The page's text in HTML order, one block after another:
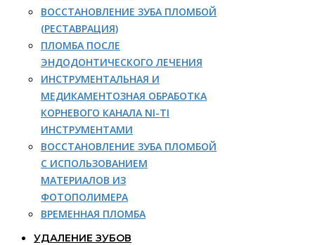
ВОССТАНОВЛЕНИЕ ЗУБА ПЛОМБОЙ
(РЕСТАВРАЦИЯ)
ПЛОМБА ПОСЛЕ
ЭНДОДОНТИЧЕСКОГО ЛЕЧЕНИЯ
ИНСТРУМЕНТАЛЬНАЯ И
МЕДИКАМЕНТОЗНАЯ ОБРАБОТКА
КОРНЕВОГО КАНАЛА NI-TI
ИНСТРУМЕНТАМИ
ВОССТАНОВЛЕНИЕ ЗУБА ПЛОМБОЙ
С ИСПОЛЬЗОВАНИЕМ
МАТЕРИАЛОВ ИЗ
ФОТОПОЛИМЕРА
ВРЕМЕННАЯ ПЛОМБА
УДАЛЕНИЕ ЗУБОВ